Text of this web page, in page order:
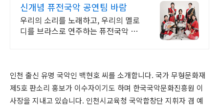
신개념 퓨전국악 공연팀 바람
우리의 소리를 노래하고, 우리의 멜로
디를 브라스로 연주하는 퓨전국악 공
인천 출신 유명 국악인 백현호 씨를 소개합니다. 국가 무형문화재
제5호 판소리 홍보가 이수자이기도 하며 한국국악문화진흥원 이
사장을 지내고 있습니다. 인천시교육청 국악합창단 지휘자 겸 예